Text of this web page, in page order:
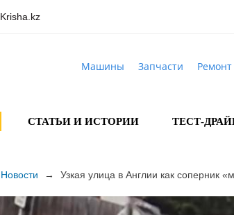
Krisha.kz
Машины Запчасти Ремонт
СТАТЬИ И ИСТОРИИ ТЕСТ-
Новости → Узкая улица в Англии как соперник